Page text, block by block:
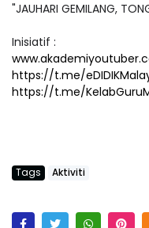
"JAUHARI GEMILANG,
Inisiatif :
https://t.me/
https://t.me/
Tags Aktiviti